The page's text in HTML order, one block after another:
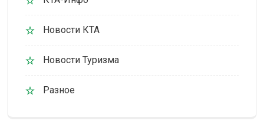
Новости КТА
Новости Туризма
Разное